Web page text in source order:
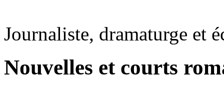
Journaliste, dramaturge et
Nouvelles et courts